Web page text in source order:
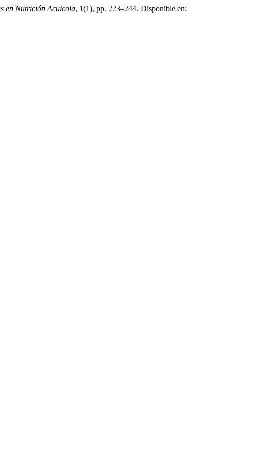
en Nutrición Acuicola, 1(1), pp. 223–244. Disponible en: